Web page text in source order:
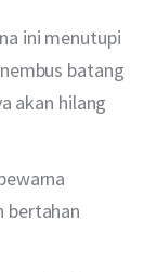
ini menutupi
batang
akan hilang
bertahan